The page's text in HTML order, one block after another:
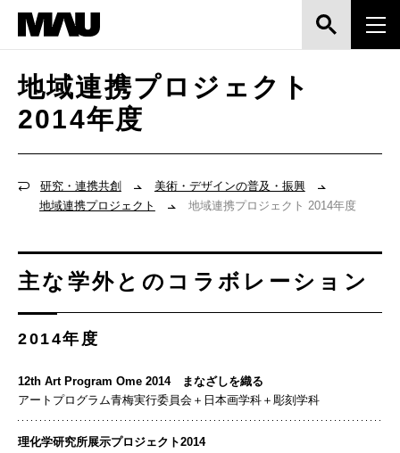
研究・連携共創
美術・デザインの普及・振興
地域連携プロジェクト
地域連携プロジェクト 2014年度
地域連携プロジェクト
2014年度
主な学外とのコラボレーション
2014年度
12th Art Program Ome 2014 まなざしを織る
アートプログラム青梅実行委員会＋日本画学科＋彫刻学科
理化学研究所展示プロジェクト2014